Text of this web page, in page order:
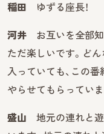
稲田 ゆずる座長！
河井 お互いを全部知
ただ楽しいです。ど
入っていても、この
やらせてもらっていま
盛山
地元の連れと